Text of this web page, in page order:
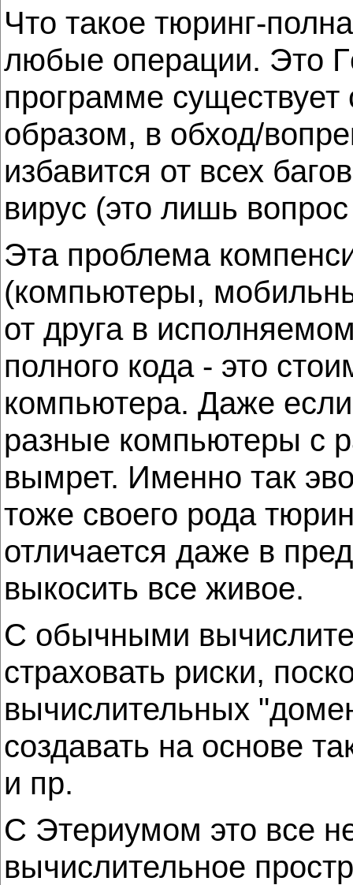
Что такое тюринг-
любые операции. Это
программе
образом, в обход/
избавится от всех
вирус (это лишь
Эта проблема
(компьютеры,
от друга в
полного кода - это
компьютера. Даже если
разные компьютеры с
вымрет. Именно так
тоже своего рода
отличается даже в
выкосить все живое.
С обычными
страховать риски,
вычислительных
создавать на основе
и пр.
С Этериумом это все
вычислительное